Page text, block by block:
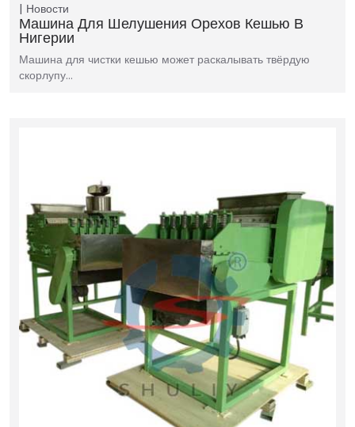
Новости
Машина Для Шелушения Орехов Кешью В
Нигерии
Машина для чистки кешью может раскалывать твёрдую
скорлупу…